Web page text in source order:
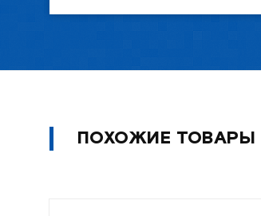
ПОХОЖИЕ ТОВАРЫ